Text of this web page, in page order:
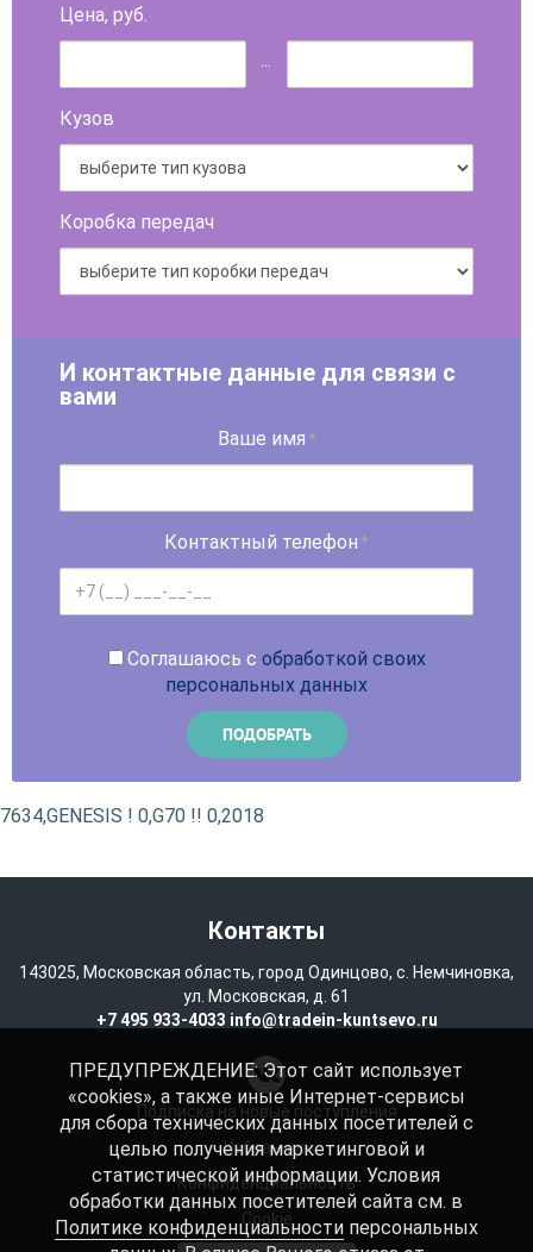
Цена, руб.
...
Кузов
Коробка передач
И контактные данные для связи с
вами
Ваше имя *
Контактный телефон *
Соглашаюсь с обработкой своих
персональных данных
7634,GENESIS ! 0,G70 !! 0,2018
Контакты
143025, Московская область, город Одинцово, с. Немчиновка,
ул. Московская, д. 61
+7 495 933-4033 info@tradein-kuntsevo.ru
Подписка на новые поступления
Избранное
Конфиденциальность
Cookie
ПРЕДУПРЕЖДЕНИЕ: Этот сайт использует
«cookies», а также иные Интернет-сервисы
для сбора технических данных посетителей с
целью получения маркетинговой и
статистической информации. Условия
обработки данных посетителей сайта см. в
Политике конфиденциальностиперсональных